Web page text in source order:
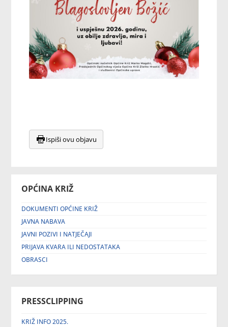
OPĆINA KRIŽ
DOKUMENTI OPĆINE KRIŽ
JAVNA NABAVA
JAVNI POZIVI I NATJEČAJI
PRIJAVA KVARA ILI NEDOSTATAKA
OBRASCI
PRESSCLIPPING
KRIŽ INFO 2025.
Ispiši ovu objavu